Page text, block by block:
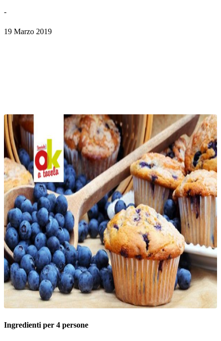
-
19 Marzo 2019
Ingredienti per 4 persone